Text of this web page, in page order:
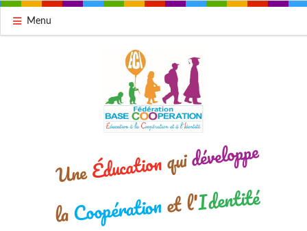
UneÉducationquidéveloppe
laCoopérationet l'Identité
Menu